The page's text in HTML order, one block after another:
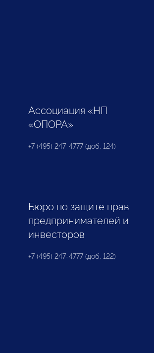
Ассоциация «НП
«ОПОРА»
+7 (495) 247-4777 (доб. 124)
Бюро по защите прав
предпринимателей и
инвесторов
+7 (495) 247-4777 (доб. 122)